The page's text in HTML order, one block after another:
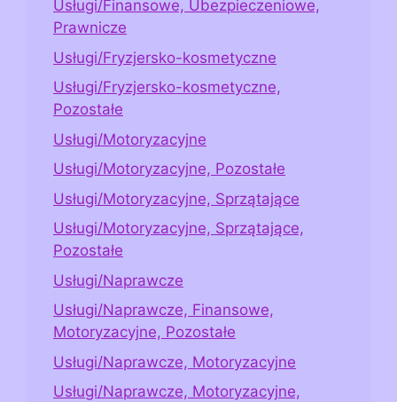
Usługi/Finansowe, Ubezpieczeniowe,
Prawnicze
Usługi/Fryzjersko-kosmetyczne
Usługi/Fryzjersko-kosmetyczne,
Pozostałe
Usługi/Motoryzacyjne
Usługi/Motoryzacyjne, Pozostałe
Usługi/Motoryzacyjne, Sprzątające
Usługi/Motoryzacyjne, Sprzątające,
Pozostałe
Usługi/Naprawcze
Usługi/Naprawcze, Finansowe,
Motoryzacyjne, Pozostałe
Usługi/Naprawcze, Motoryzacyjne
Usługi/Naprawcze, Motoryzacyjne,